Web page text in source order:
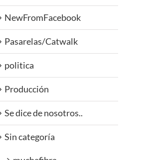
NewFromFacebook
Pasarelas/Catwalk
politica
Producción
Se dice de nosotros..
Sin categoría